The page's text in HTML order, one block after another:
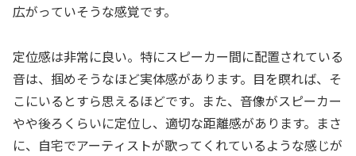
広がっていそうな感覚です。
定位感は非常に良い。特にスピーカー間に配置されている
音は、掴めそうなほど実体感があります。目を瞑れば、そ
こにいるとすら思えるほどです。また、音像がスピーカー
やや後ろくらいに定位し、適切な距離感があります。まさ
に、自宅でアーティストが歌ってくれているような感じが